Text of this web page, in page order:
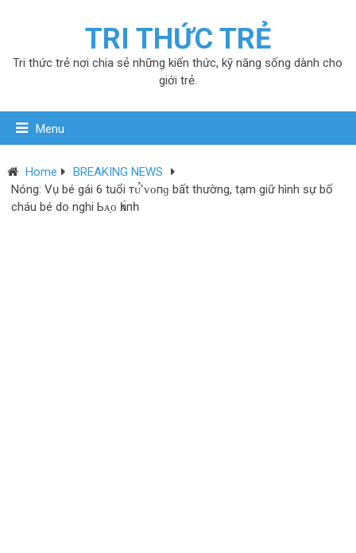
TRI THỨC TRẺ
Tri thức trẻ nơi chia sẻ những kiến thức, kỹ năng sống dành cho
giới trẻ.
Menu
Home
BREAKING NEWS
Nóng: Vụ bé gái 6 tuổi тᴜ̛̉ ᴠᴏпɡ bất thường, tạm giữ hình sự bố
cháu bé do nghi Ьᴀ̣ᴏ һᴀ̀пһ